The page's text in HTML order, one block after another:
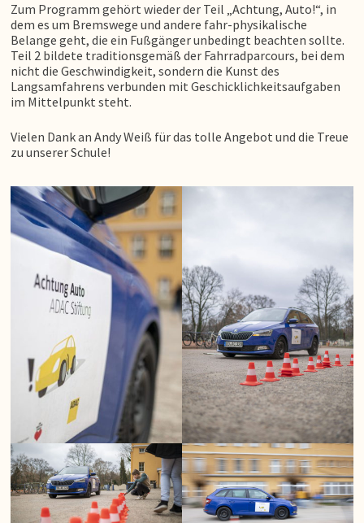
Zum Programm gehört wieder der Teil „Achtung, Auto!“, in
dem es um Bremswege und andere fahr-physikalische
Belange geht, die ein Fußgänger unbedingt beachten sollte.
Teil 2 bildete traditionsgemäß der Fahrradparcours, bei dem
nicht die Geschwindigkeit, sondern die Kunst des
Langsamfahrens verbunden mit Geschicklichkeitsaufgaben
im Mittelpunkt steht.
Vielen Dank an Andy Weiß für das tolle Angebot und die Treue
zu unserer Schule!